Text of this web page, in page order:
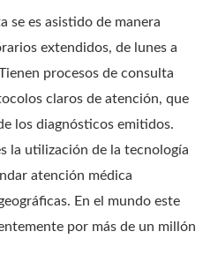
es asistido de manera
extendidos, de lunes a
procesos de consulta
claros de atención, que
los diagnósticos emitidos.
la utilización de la tecnología
atención médica
En el mundo este
por más de un millón